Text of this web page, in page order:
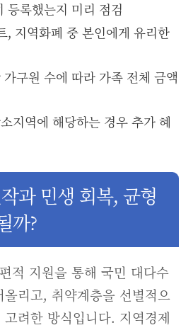
등록했는지 미리 점검
, 지역화폐 중 본인에게 유리한
구원 수에 따라 가족 전체 금액
지역에 해당하는 경우 추가 혜
과 민생 회복, 균형
까?
적 지원을 통해 국민 대다수
리고, 취약계층을 선별적으
려한 방식입니다. 지역경제